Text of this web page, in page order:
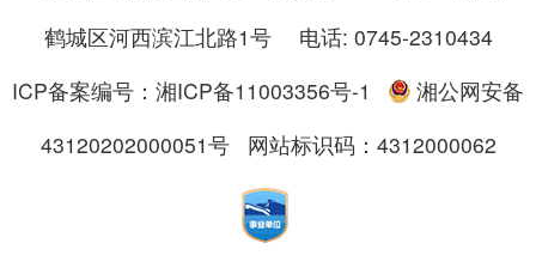
鹤城区河西滨江北路1号 电话: 0745-2310434
ICP备案编号：湘ICP备11003356号-1
湘公网安备
43120202000051号
网站标识码：4312000062